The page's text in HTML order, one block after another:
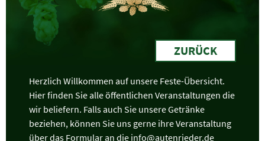
ZURÜCK
Herzlich Willkommen auf unsere Feste-Übersicht.
Hier finden Sie alle öffentlichen Veranstaltungen die
wir beliefern. Falls auch Sie unsere Getränke
beziehen, können Sie uns gerne ihre Veranstaltung
über das Formularan die info@autenrieder.de